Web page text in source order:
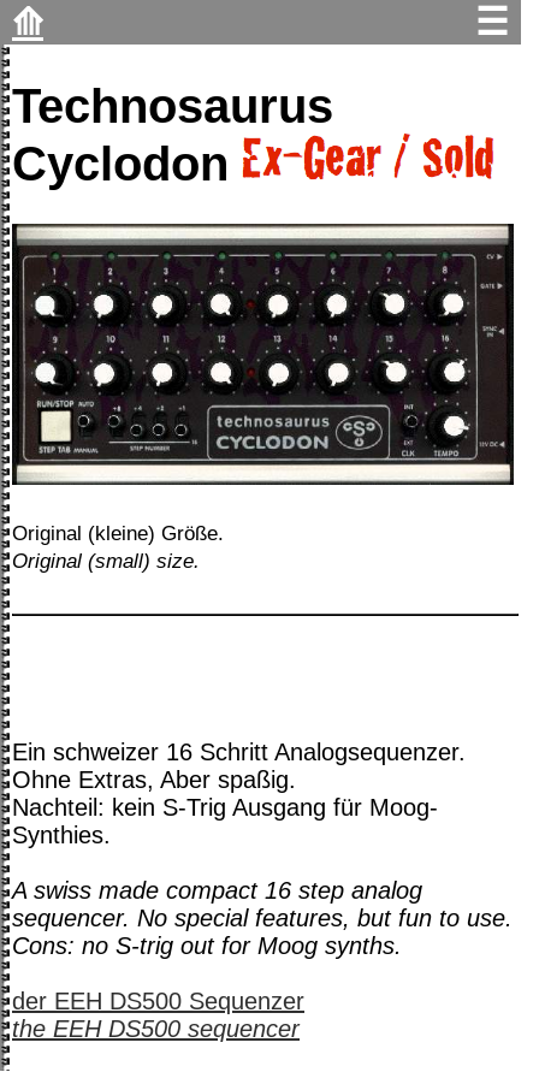
⟰ ☰
Technosaurus
Cyclodon
Original (kleine) Größe.
Original (small) size.
Ein schweizer 16 Schritt Analogsequenzer.
Ohne Extras, Aber spaßig.
Nachteil: kein S-Trig Ausgang für Moog-
Synthies.
A swiss made compact 16 step analog
sequencer. No special features, but fun to use.
Cons: no S-trig out for Moog synths.
der EEH DS500 Sequenzer
the EEH DS500 sequencer